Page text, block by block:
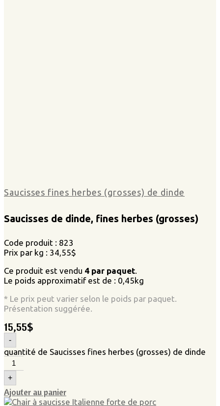
Saucisses fines herbes (grosses) de dinde
Saucisses de dinde, fines herbes (grosses)
Code produit : 823
Prix par kg : 34,55$
Ce produit est vendu 4 par paquet
Le poids approximatif est de : 0,45kg
* Le prix peut varier selon le poids par paquet.
Présentation suggérée.
15,55$
-
quantité de Saucisses fines herbes (grosses) de dinde
+
Ajouter au panier